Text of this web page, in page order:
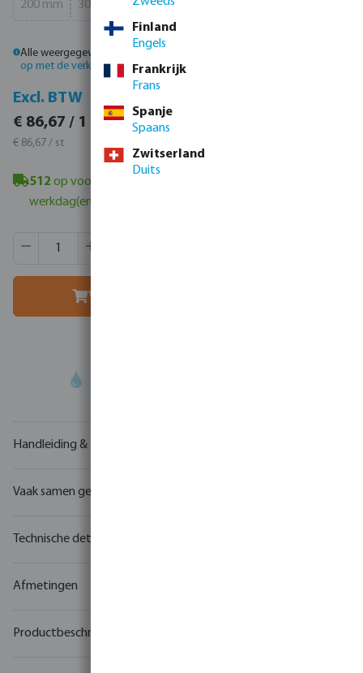
200 mm
(Deze optie is momenteel niet beschikbaar.)
300 mm
Alle weergegeven prijzen zijn inclusief btw.
op met de verkoopafdelingvoor aangepaste prijzen.
Excl. BTW
€ 86,67 / 1 st
€ 86,67 / st
€ 104,87 / 1 st
512 op voorraad in Veghel, NL
werkdag(en)
Producthoeveelheid: Voer de gewenste hoeveelheid in of
Voeg toe aan winkelmandje
Handleiding & tekeningen
Vaak samen gekocht
Technische details
Afmetingen
Productbeschrijving
Finland
Engels
Frankrijk
Frans
Spanje
Spaans
Zwitserland
Duits